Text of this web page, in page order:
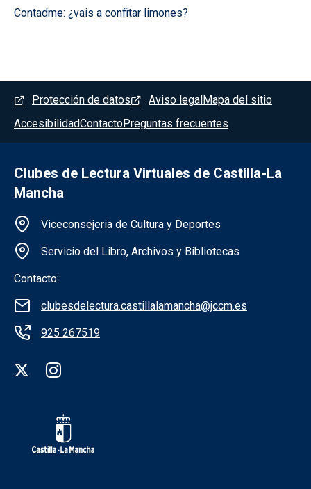
Contadme: ¿vais a confitar limones?
Menú del pie
Protección de datos Aviso legal Mapa del sitio
AccesibilidadContactoPreguntas frecuentes
Clubes de Lectura Virtuales de Castilla-La
Mancha
Información de la institución
Viceconsejeria de Cultura y Deportes
Servicio del Libro, Archivos y Bibliotecas
Contacto:
clubesdelectura.castillalamancha@jccm.es
925 267519
Redes sociales institución